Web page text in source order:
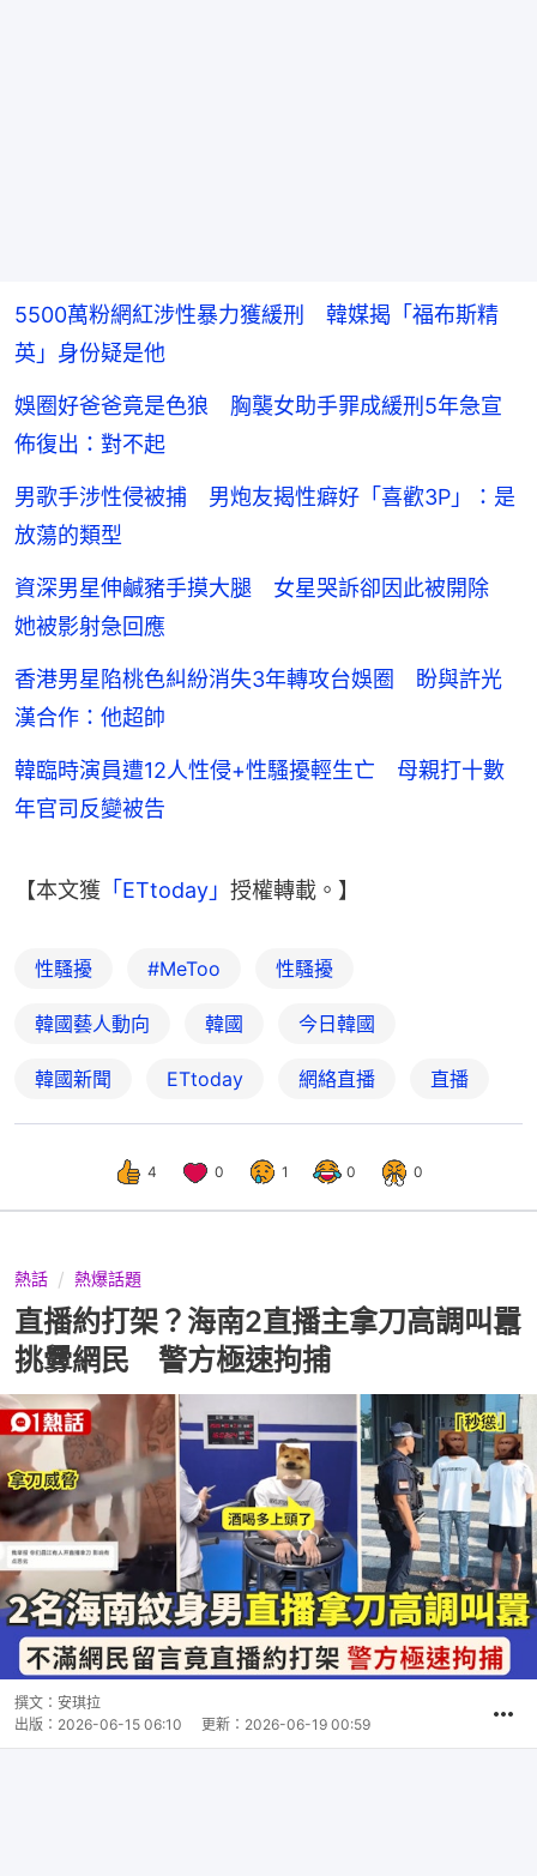
5500萬粉網紅涉性暴力獲緩刑 韓媒揭「福布斯精
英」身份疑是他
娛圈好爸爸竟是色狼 胸襲女助手罪成緩刑5年急宣
佈復出：對不起
男歌手涉性侵被捕 男炮友揭性癖好「喜歡3P」：是
放蕩的類型
資深男星伸鹹豬手摸大腿 女星哭訴卻因此被開除
她被影射急回應
香港男星陷桃色糾紛消失3年轉攻台娛圈 盼與許光
漢合作：他超帥
韓臨時演員遭12人性侵+性騷擾輕生亡 母親打十數
年官司反變被告
【本文獲 「ETtoday」 授權轉載。】
性騷擾 #MeToo 性騷擾
韓國藝人動向 韓國 今日韓國
韓國新聞 ETtoday 網絡直播 直播
4 0 1 0 0
熱話 熱爆話題
直播約打架？海南2直播主拿刀高調叫囂
挑釁網民 警方極速拘捕
撰文： 安琪拉
出版： 2026-06-15 06:10 更新： 2026-06-19 00:59